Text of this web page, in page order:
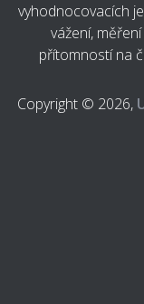
vyhodnocovacích
vážení,
přítomností na
Copyright © 2026,